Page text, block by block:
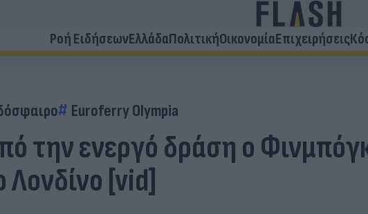
Ροή ΕιδήσεωνΕλλάδαΠολιτικήΟικονομίαΕπιχειρήσεις
Euroferry Olympia
την ενεργό δράση ο
[vid]